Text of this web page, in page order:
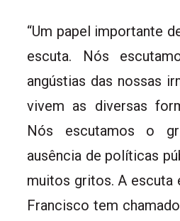
“Um papel importante
escuta. Nós
angústias das nossas
vivem as diversas
Nós escutamos o
ausência de políticas
muitos gritos. A escuta
Francisco tem